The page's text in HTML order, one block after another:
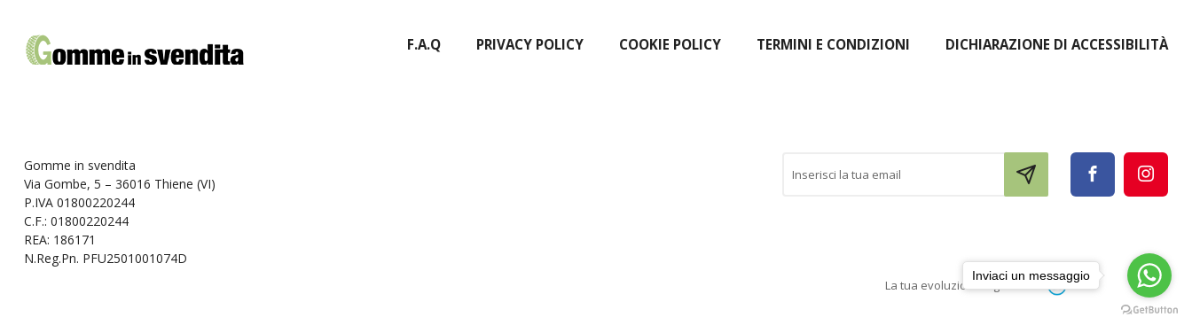
F.A.Q PRIVACY POLICY COOKIE POLICY TERMINI E CONDIZIONI DICHIARAZIONE DI ACCESSIBILITÀ
Gomme in svendita
Via Gombe, 5 – 36016 Thiene (VI)
P.IVA 01800220244
C.F.: 01800220244
REA: 186171
N.Reg.Pn. PFU2501001074D
La tua evoluzione digitale con
Inviaci un messaggio